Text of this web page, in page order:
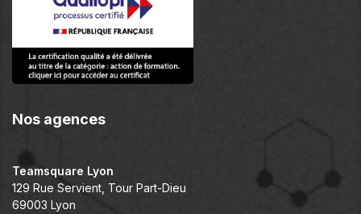
Nos agences
Teamsquare Lyon
129 Rue Servient, Tour Part-Dieu
69003 Lyon